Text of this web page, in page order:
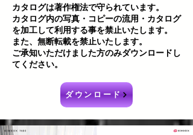
カタログは著作権法で守られています。
カタログ内の写真・コピーの流用・カタログ
を加工して利用する事を禁止いたします。
また、無断転載を禁止いたします。
ご承知いただけました方のみダウンロードし
てください。
ダウンロード